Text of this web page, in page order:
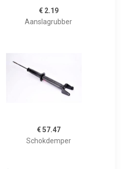
€ 2.19
Aanslagrubber
€ 57.47
Schokdemper